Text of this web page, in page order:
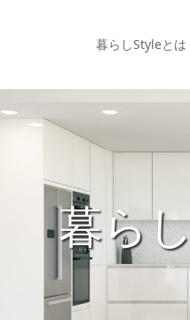
暮らしStyleとは
暮ら